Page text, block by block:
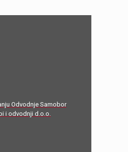
Odvodnje Samobor
i odvodnji d.o.o.